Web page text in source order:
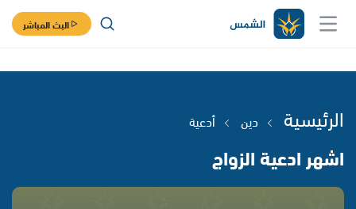
البث المباشر
الرئيسية دين أدعية
اشهر ادعية الزواج